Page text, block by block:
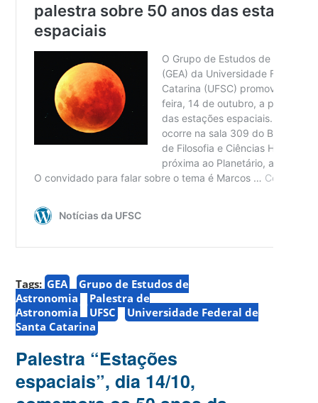
Tags: GEA
Grupo de Estudos de
Astronomia
Palestra de
Astronomia
UFSC
Universidade Federal de
Santa Catarina
Palestra “Estações
espaciais”, dia 14/10,